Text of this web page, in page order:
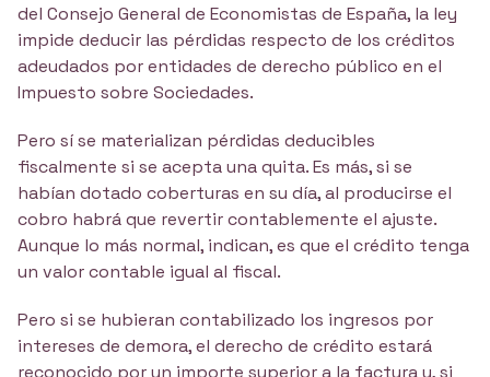
del Consejo General de Economistas de España, la ley
impide deducir las pérdidas respecto de los créditos
adeudados por entidades de derecho público en el
Impuesto sobre Sociedades.
Pero sí se materializan pérdidas deducibles
fiscalmente si se acepta una quita. Es más, si se
habían dotado coberturas en su día, al producirse el
cobro habrá que revertir contablemente el ajuste.
Aunque lo más normal, indican, es que el crédito tenga
un valor contable igual al fiscal.
Pero si se hubieran contabilizado los ingresos por
intereses de demora, el derecho de crédito estará
reconocido por un importe superior a la factura y, si